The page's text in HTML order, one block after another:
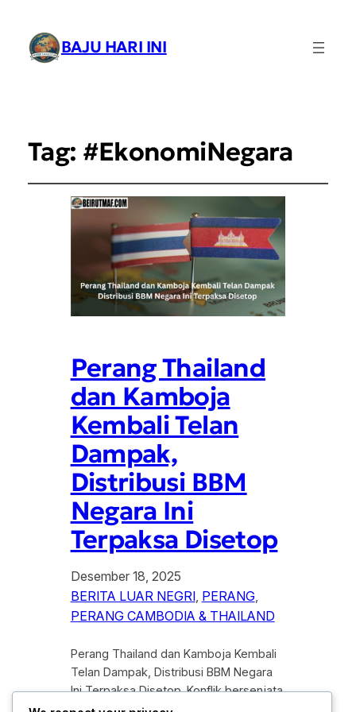
BAJU HARI INI
Tag: #EkonomiNegara
Perang Thailand
dan Kamboja
Kembali Telan
Dampak,
Distribusi BBM
Negara Ini
Terpaksa Disetop
Desember 18, 2025
BERITA LUAR NEGRI, PERANG
PERANG CAMBODIA & THAILAND
Perang Thailand dan Kamboja Kembali
Telan Dampak, Distribusi BBM Negara
Ini Terpaksa Disetop. Konflik bersenjata
antara Thailand dan Kamboja kembali